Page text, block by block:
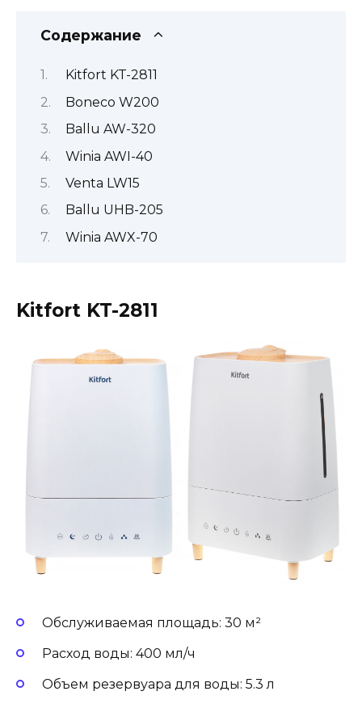
Содержание
Kitfort KT-2811
Boneco W200
Ballu AW-320
Winia AWI-40
Venta LW15
Ballu UHB-205
Winia AWX-70
Kitfort KT-2811
Обслуживаемая площадь: 30 м²
Расход воды: 400 мл/ч
Объем резервуара для воды: 5.3 л